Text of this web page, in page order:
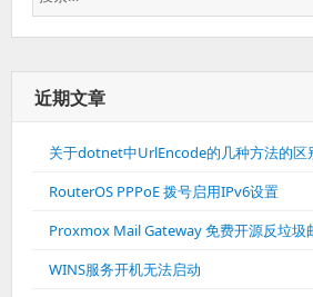
索：
近期文章
关于dotnet中UrlEncode的几种方法的区
RouterOS PPPoE 拨号启用IPv6设置
Proxmox Mail Gateway 免费开源反垃圾
WINS服务开机无法启动